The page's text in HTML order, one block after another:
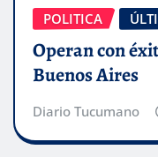
POLITICA
Operan con
Buenos Aires
Diario Tucumano